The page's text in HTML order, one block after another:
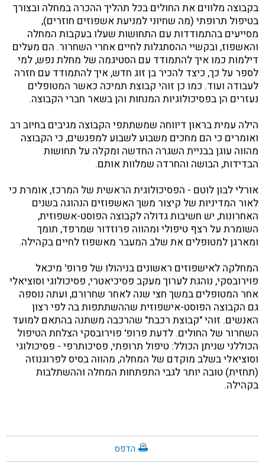
בקבוצה מלווים את החולים בכל תהליך ההכרה במחלה ובצורך
בטיפול תרופתי (מה שחיוני למניעת אשפוזים חוזרים),
מסייעים בהתמודדות עם התחושות שעלו בעקבות המחלה
והאשפוז, ובקשיי ההסתגלות לחיים אחרי השחרור. הם מעלים
דילמות כמו איך להתמודד עם הסטיגמה של מחלת נפש, למי
לספר על כך, כיצד להכיר בן זוג חדש, איך להתמודד עם חזרה
לעבודה ועוד. כמו כן זוהי קבוצת תמיכה כאשר המטופלים
נעזרים הן בפסיכולוגיות המנחות והן בשאר חברי הקבוצה.
הילה עמית בראון דיווחה שמשתתפי הקבוצה מגיבים בחיוב רב
ואומרים כי הם מחכים משבוע לשבוע למפגשים, כי הקבוצה
מהווה עוגן בבניית השגרה החדשה ומקלה על תחושות
הבדידות, הבושה והחרדה שמלוות אותם.
אורלילבון לוטם - הפסיכולוגית הראשית של המרכז, אומרת כי
לאור המדיניות של קיצור משך האשפוזים הנהוגה בשנים
האחרונות, יש חשיבות גדולה לקבוצה הפוסט-אשפוזית,
השומרת על רצף טיפולי ומהווה פרוזדור שמרפד, תומך
ומארגן למטופלים את שלב המעבר מאשפוז לחיים בקהילה.
המחלקה לאישפוזים ראשונים בניהולו של פרופ' מיכאל
פוירובסקי, נוהגת לערוך מעקב פסיכיאטרי, פסיכולוגי וסוציאלי
אחר המטופלים במשך חצי שנה לאחר שחרורם, ועתה נוספה
גם הקבוצה הפוסט-אישפוזית שההשתתפות בה לפי רצון
האנשים. זוהי "קבוצת רכבת" שהרכבה משתנה בהתאם למועד
השחרור של החולים. לדעת פרופ' פוירובסקי הצלחת הטיפול
הכוללני שניתן הכולל: טיפול תרופתי, פסיכותרפי - פסיכולוגי
וסוציאלי בשלב מוקדם של המחלה, מהווה בסיס לפרוגנוזה
(תחזית) טובה יותר לגבי התפתחות המחלה וההשתלבות
בקהילה.
הדפס